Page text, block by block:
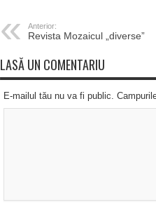
Anterior:
Revista Mozaicul „diverse”
LASĂ UN COMENTARIU
E-mailul tău nu va fi public.